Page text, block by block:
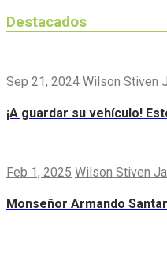
Destacados
Sep 21, 2024 Wilson Stiven
¡A guardar su vehículo!
Feb 1, 2025 Wilson Stiven
Monseñor Armando